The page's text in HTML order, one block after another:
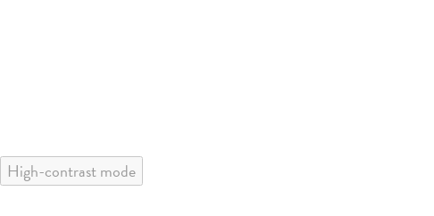
High-contrast mode